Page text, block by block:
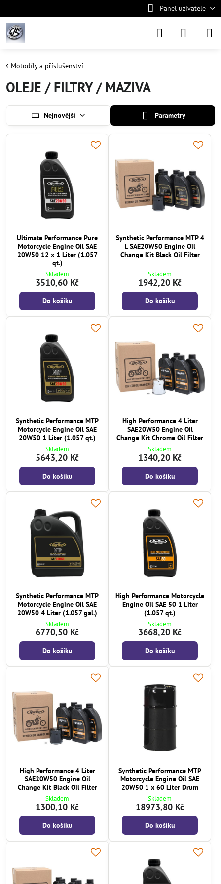
Panel uživatele
Motodíly a příslušenství
OLEJE / FILTRY / MAZIVA
Nejnovější Parametry
Ultimate Performance Pure
Motorcycle Engine Oil SAE
20W50 12 x 1 Liter (1.057
qt.)
Skladem
3510,60 Kč
Do košíku
Synthetic Performance MTP 4
L SAE20W50 Engine Oil
Change Kit Black Oil Filter
Skladem
1942,20 Kč
Do košíku
Synthetic Performance MTP
Motorcycle Engine Oil SAE
20W50 1 Liter (1.057 qt.)
Skladem
5643,20 Kč
Do košíku
High Performance 4 Liter
SAE20W50 Engine Oil
Change Kit Chrome Oil Filter
Skladem
1340,20 Kč
Do košíku
Synthetic Performance MTP
Motorcycle Engine Oil SAE
20W50 4 Liter (1.057 gal.)
Skladem
6770,50 Kč
Do košíku
High Performance Motorcycle
Engine Oil SAE 50 1 Liter
(1.057 qt.)
Skladem
3668,20 Kč
Do košíku
High Performance 4 Liter
SAE20W50 Engine Oil
Change Kit Black Oil Filter
Skladem
1300,10 Kč
Do košíku
Synthetic Performance MTP
Motorcycle Engine Oil SAE
20W50 1 x 60 Liter Drum
Skladem
18973,80 Kč
Do košíku